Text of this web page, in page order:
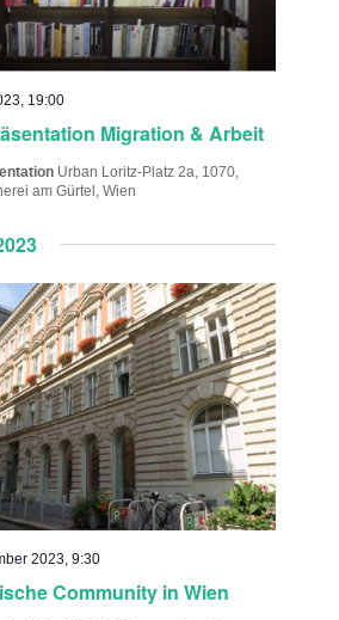
Migration & Arbeit
19:00
Urban Loritz-Platz 2a, 1070,
am Gürtel, Wien
Community in Wien
2023, 9:30